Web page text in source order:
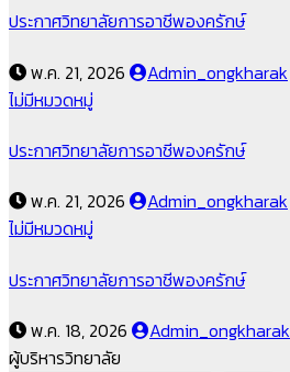
ประกาศวิทยาลัยการอาชีพองครักษ์
พ.ค. 21, 2026
Admin_ongkharak
ไม่มีหมวดหมู่
ประกาศวิทยาลัยการอาชีพองครักษ์
พ.ค. 21, 2026
Admin_ongkharak
ไม่มีหมวดหมู่
ประกาศวิทยาลัยการอาชีพองครักษ์
พ.ค. 18, 2026
Admin_ongkharak
ผู้บริหารวิทยาลัย